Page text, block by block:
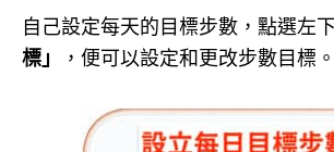
自己設定每天的目標步數，點選左
標」
，便可以設定和更改步數目標。